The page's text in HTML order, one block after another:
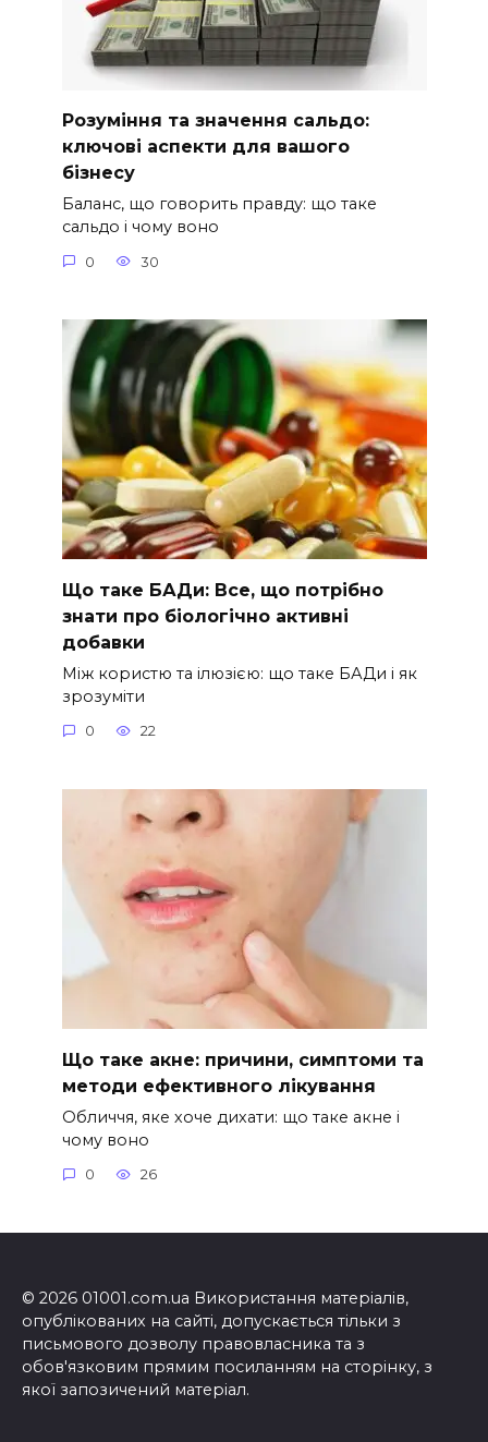
Розуміння та значення сальдо:
ключові аспекти для вашого
бізнесу
Баланс, що говорить правду: що таке
сальдо і чому воно
0 30
Що таке БАДи: Все, що потрібно
знати про біологічно активні
добавки
Між користю та ілюзією: що таке БАДи і як
зрозуміти
0 22
Що таке акне: причини, симптоми та
методи ефективного лікування
Обличчя, яке хоче дихати: що таке акне і
чому воно
0 26
© 2026 01001.com.ua Використання матеріалів,
опублікованих на сайті, допускається тільки з
письмового дозволу правовласника та з
обов'язковим прямим посиланням на сторінку, з
якої запозичений матеріал.